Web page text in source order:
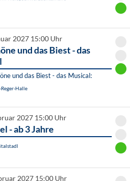
2027 15:00 Uhr
und das Biest - das
und das Biest - das Musical:
Halle
2027 15:00 Uhr
- ab 3 Jahre
2027 15:00 Uhr